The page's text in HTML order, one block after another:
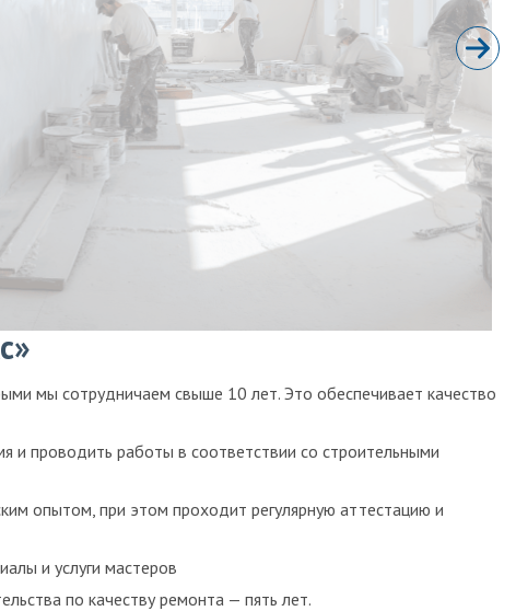
мы сотрудничаем свыше 10 лет. Это обеспечивает качество
и проводить работы в соответствии со строительными
опытом, при этом проходит регулярную аттестацию и
и услуги мастеров
по качеству ремонта — пять лет.